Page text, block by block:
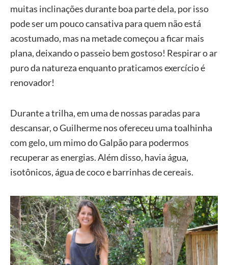
muitas inclinações durante boa parte dela, por isso
pode ser um pouco cansativa para quem não está
acostumado, mas na metade começou a ficar mais
plana, deixando o passeio bem gostoso! Respirar o ar
puro da natureza enquanto praticamos exercício é
renovador!
Durante a trilha, em uma de nossas paradas para
descansar, o Guilherme nos ofereceu uma toalhinha
com gelo, um mimo do Galpão para podermos
recuperar as energias. Além disso, havia água,
isotônicos, água de coco e barrinhas de cereais.